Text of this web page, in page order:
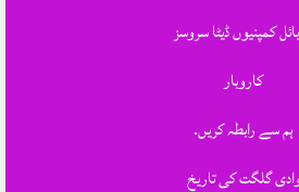
کمپنیوں ڈیٹا سروسز
کاروبار
ہم سے رابطہ کریں.
وادی گلگت کی تاریخ